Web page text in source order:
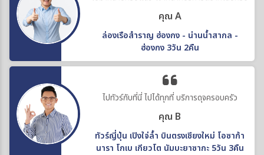
คุณ A
ล่องเรือสำราญ ฮ่องกง - น่านน้ำสากล -
ฮ่องกง 3วัน 2คืน
ไปทัวร์กับที่นี่ ไปได้ทุกที่ บริการดุจครอบครัว
คุณ B
ทัวร์ญี่ปุ่น เปิงใจ่ล้ำ บินตรงเชียงใหม่ โอซาก้า
นารา โกเบ เกียวโต นัมบะยาซากะ 5วัน 3คืน